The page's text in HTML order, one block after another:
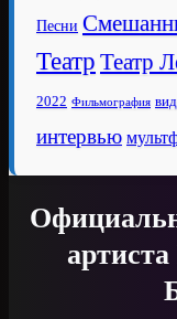
Песни
Театр Театр
2022 Фильмография
интервью